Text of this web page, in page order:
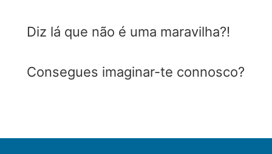
Diz lá que não é uma maravilha?!
Consegues imaginar-te connosco?